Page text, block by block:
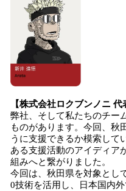
【株式会社ロクブンノニ 代
弊社、そして私たちのチー
ものがあります。今回、秋
うに支援できるか模索して
ある支援活動のアイディア
組みへと繋がりました。
今回は、秋田県を対象とし
0技術を活用し、日本国内